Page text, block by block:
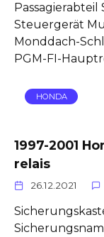
Passagierabteil
Steuergerät
Monddach-
PGM-FI-
HONDA
1997-2001
relais
26.12.2021